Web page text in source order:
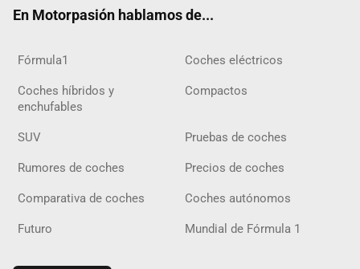
En Motorpasión hablamos de...
Fórmula1 Coches eléctricos
Coches híbridos y
enchufables
Compactos
SUV Pruebas de coches
Rumores de coches Precios de coches
Comparativa de coches Coches autónomos
Futuro Mundial de Fórmula 1